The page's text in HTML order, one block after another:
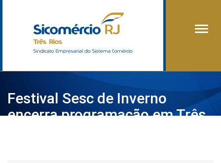
Festival Sesc de Inverno
encerra programação em Três